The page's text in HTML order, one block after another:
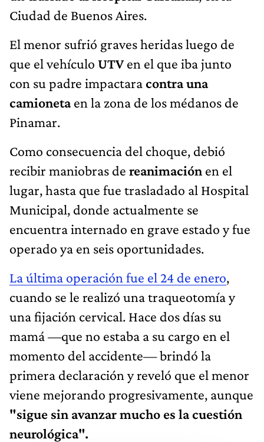
Ciudad de Buenos Aires.
El menor sufrió graves heridas luego de
que el vehículo UTVen el que iba junto
con su padre impactaracontra una
camionetaen la zona de los médanos de
Pinamar.
Como consecuencia del choque, debió
recibir maniobras de reanimación en el
lugar, hasta que fue trasladado al Hospital
Municipal, donde actualmente se
encuentra internado en grave estado y fue
operado ya en seis oportunidades.
La última operación fue el 24 de enero,
cuando se le realizó una traqueotomía y
una fijación cervical. Hace dos días su
mamá —que no estaba a su cargo en el
momento del accidente— brindó la
primera declaración y reveló que el menor
viene mejorando progresivamente, aunque
"sigue sin avanzar mucho es la cuestión
neurológica".